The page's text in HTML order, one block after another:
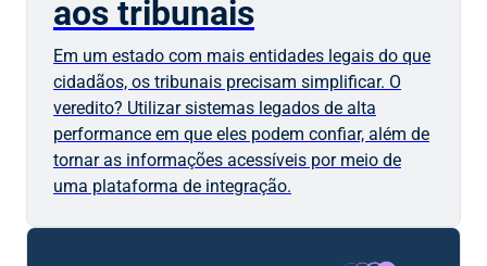
aos tribunais
Em um estado com mais entidades legais do que
cidadãos, os tribunais precisam simplificar. O
veredito? Utilizar sistemas legados de alta
performance em que eles podem confiar, além de
tornar as informações acessíveis por meio de
uma plataforma de integração.